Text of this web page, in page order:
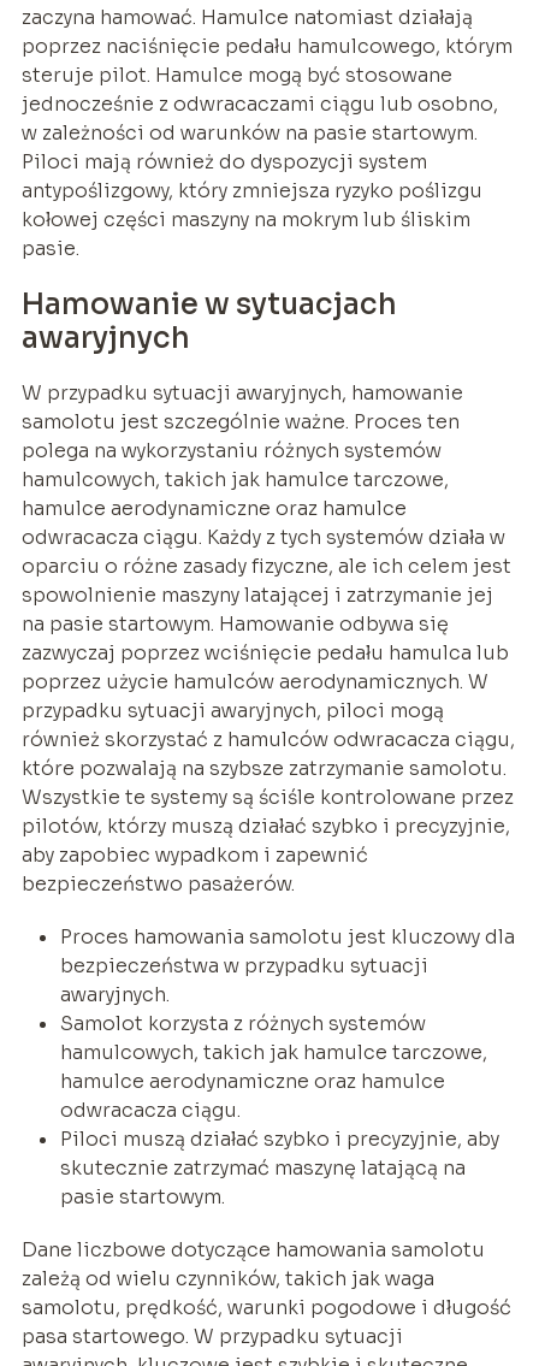
zaczyna hamować. Hamulce natomiast działają
poprzez naciśnięcie pedału hamulcowego, którym
steruje pilot. Hamulce mogą być stosowane
jednocześnie z odwracaczami ciągu lub osobno,
w zależności od warunków na pasie startowym.
Piloci mają również do dyspozycji system
antypoślizgowy, który zmniejsza ryzyko poślizgu
kołowej części maszyny na mokrym lub śliskim
pasie.
Hamowanie w sytuacjach
awaryjnych
W przypadku sytuacji awaryjnych, hamowanie
samolotu jest szczególnie ważne. Proces ten
polega na wykorzystaniu różnych systemów
hamulcowych, takich jak hamulce tarczowe,
hamulce aerodynamiczne oraz hamulce
odwracacza ciągu. Każdy z tych systemów działa w
oparciu o różne zasady fizyczne, ale ich celem jest
spowolnienie maszyny latającej i zatrzymanie jej
na pasie startowym. Hamowanie odbywa się
zazwyczaj poprzez wciśnięcie pedału hamulca lub
poprzez użycie hamulców aerodynamicznych. W
przypadku sytuacji awaryjnych, piloci mogą
również skorzystać z hamulców odwracacza ciągu,
które pozwalają na szybsze zatrzymanie samolotu.
Wszystkie te systemy są ściśle kontrolowane przez
pilotów, którzy muszą działać szybko i precyzyjnie,
aby zapobiec wypadkom i zapewnić
bezpieczeństwo pasażerów.
Proces hamowania samolotu jest kluczowy dla
bezpieczeństwa w przypadku sytuacji
awaryjnych.
Samolot korzysta z różnych systemów
hamulcowych, takich jak hamulce tarczowe,
hamulce aerodynamiczne oraz hamulce
odwracacza ciągu.
Piloci muszą działać szybko i precyzyjnie, aby
skutecznie zatrzymać maszynę latającą na
pasie startowym.
Dane liczbowe dotyczące hamowania samolotu
zależą od wielu czynników, takich jak waga
samolotu, prędkość, warunki pogodowe i długość
pasa startowego. W przypadku sytuacji